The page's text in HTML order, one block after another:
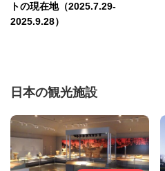
トの現在地（2025.7.29-
2025.9.28）
日本の観光施設